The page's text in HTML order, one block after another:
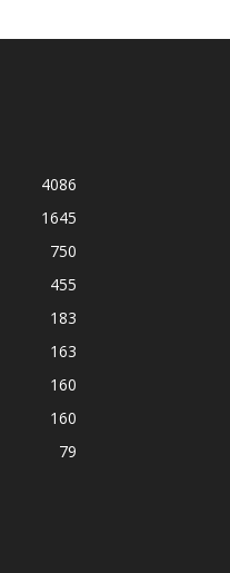
4086
1645
750
455
183
163
160
160
79